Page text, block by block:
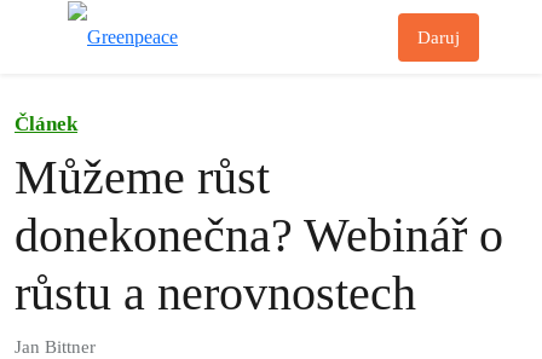
Daruj
Článek
Můžeme růst
donekonečna? Webinář o
růstu a nerovnostech
Jan Bittner